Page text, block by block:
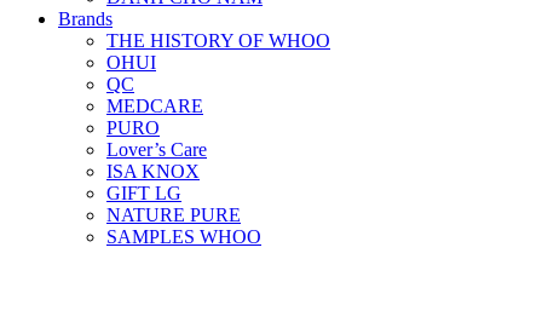
Brands
THE HISTORY OF WHOO
OHUI
QC
MEDCARE
PURO
Lover’s Care
ISA KNOX
GIFT LG
NATURE PURE
SAMPLES WHOO